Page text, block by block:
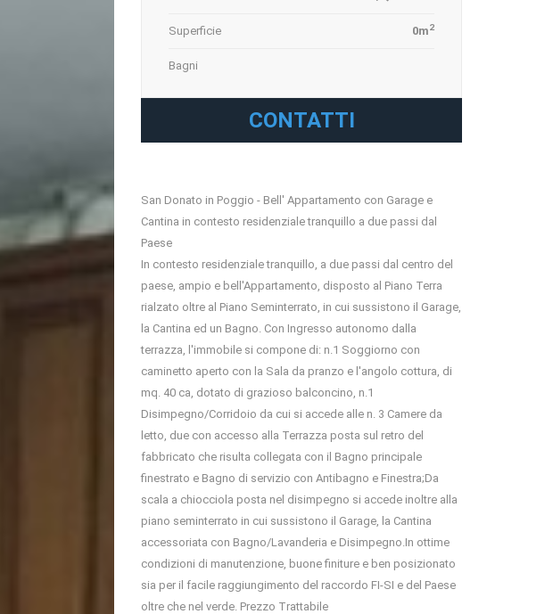
Superficie 0m2
Bagni
CONTATTI
San Donato in Poggio - Bell' Appartamento con Garage e
Cantina in contesto residenziale tranquillo a due passi dal
Paese
In contesto residenziale tranquillo, a due passi dal centro del
paese, ampio e bell'Appartamento, disposto al Piano Terra
rialzato oltre al Piano Seminterrato, in cui sussistono il Garage,
la Cantina ed un Bagno. Con Ingresso autonomo dalla
terrazza, l'immobile si compone di: n.1 Soggiorno con
caminetto aperto con la Sala da pranzo e l'angolo cottura, di
mq. 40 ca, dotato di grazioso balconcino, n.1
Disimpegno/Corridoio da cui si accede alle n. 3 Camere da
letto, due con accesso alla Terrazza posta sul retro del
fabbricato che risulta collegata con il Bagno principale
finestrato e Bagno di servizio con Antibagno e Finestra;Da
scala a chiocciola posta nel disimpegno si accede inoltre alla
piano seminterrato in cui sussistono il Garage, la Cantina
accessoriata con Bagno/Lavanderia e Disimpegno.In ottime
condizioni di manutenzione, buone finiture e ben posizionato
sia per il facile raggiungimento del raccordo FI-SI e del Paese
oltre che nel verde. Prezzo Trattabile